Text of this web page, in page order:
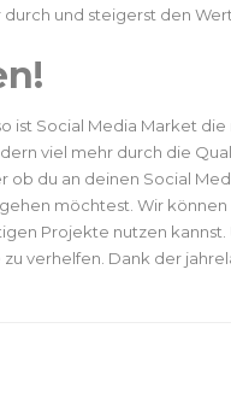
und steigerst den
Social Media Market
viel mehr durch die
du an deinen Social
möchtest. Wir
Projekte nutzen
verhelfen. Dank der